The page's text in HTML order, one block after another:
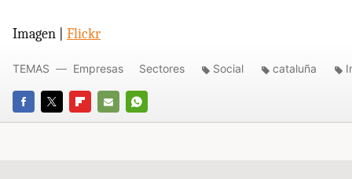
Imagen | Flickr
FACEBOOK
TWITTERFLIPBOARD
E-
WHATSAPP
TEMAS Empresas Sectores Social cataluña